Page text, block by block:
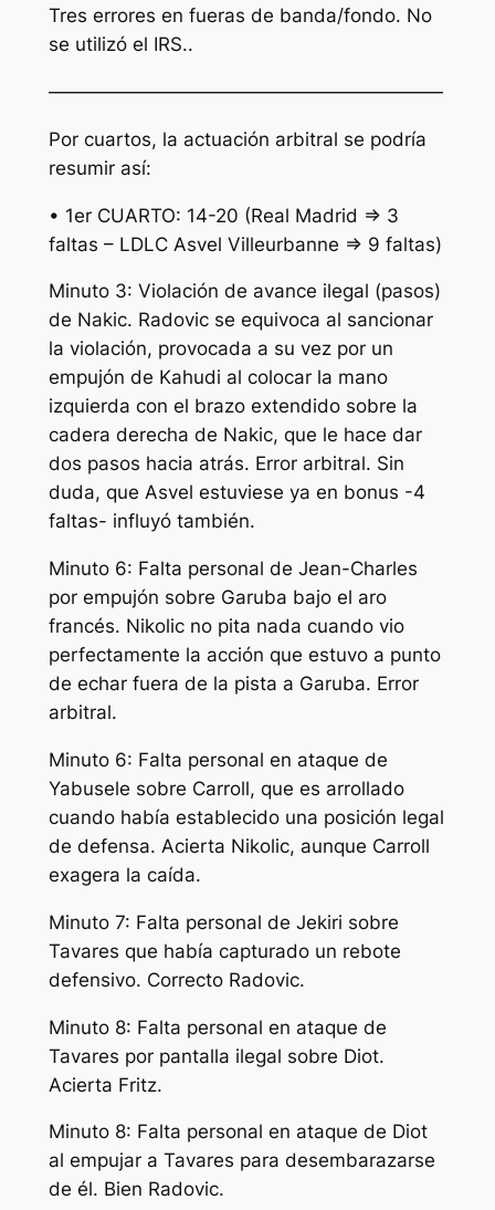
Tres errores en fueras de banda/fondo. No
se utilizó el IRS..
—————————————————————
Por cuartos, la actuación arbitral se podría
resumir así:
• 1er CUARTO: 14-20 (Real Madrid => 3
faltas – LDLC Asvel Villeurbanne => 9 faltas)
Minuto 3: Violación de avance ilegal (pasos)
de Nakic. Radovic se equivoca al sancionar
la violación, provocada a su vez por un
empujón de Kahudi al colocar la mano
izquierda con el brazo extendido sobre la
cadera derecha de Nakic, que le hace dar
dos pasos hacia atrás. Error arbitral. Sin
duda, que Asvel estuviese ya en bonus -4
faltas- influyó también.
Minuto 6: Falta personal de Jean-Charles
por empujón sobre Garuba bajo el aro
francés. Nikolic no pita nada cuando vio
perfectamente la acción que estuvo a punto
de echar fuera de la pista a Garuba. Error
arbitral.
Minuto 6: Falta personal en ataque de
Yabusele sobre Carroll, que es arrollado
cuando había establecido una posición legal
de defensa. Acierta Nikolic, aunque Carroll
exagera la caída.
Minuto 7: Falta personal de Jekiri sobre
Tavares que había capturado un rebote
defensivo. Correcto Radovic.
Minuto 8: Falta personal en ataque de
Tavares por pantalla ilegal sobre Diot.
Acierta Fritz.
Minuto 8: Falta personal en ataque de Diot
al empujar a Tavares para desembarazarse
de él. Bien Radovic.